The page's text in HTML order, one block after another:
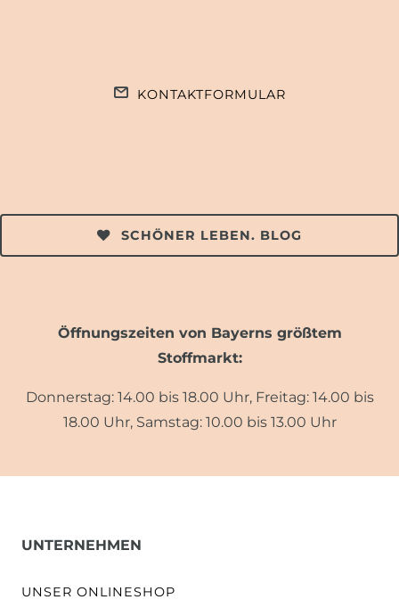
KONTAKTFORMULAR
SCHÖNER LEBEN. BLOG
Öffnungszeiten von Bayerns größtem
Stoffmarkt:
Donnerstag: 14.00 bis 18.00 Uhr, Freitag: 14.00 bis
18.00 Uhr, Samstag: 10.00 bis 13.00 Uhr
UNTERNEHMEN
UNSER ONLINESHOP